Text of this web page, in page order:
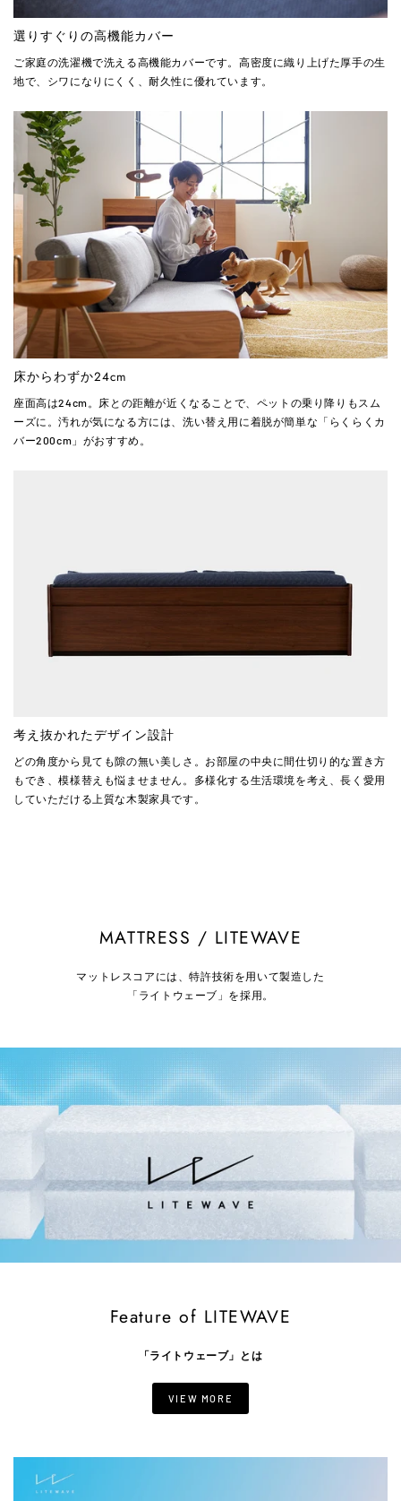
選りすぐりの高機能カバー
ご家庭の洗濯機で洗える高機能カバーです。高密度に織り上げた厚手の生
地で、シワになりにくく、耐久性に優れています。
床からわずか24cm
座面高は24cm。床との距離が近くなることで、ペットの乗り降りもスム
ーズに。汚れが気になる方には、洗い替え用に着脱が簡単な「らくらくカ
バー200cm」がおすすめ。
考え抜かれたデザイン設計
どの角度から見ても隙の無い美しさ。お部屋の中央に間仕切り的な置き方
もでき、模様替えも悩ませません。多様化する生活環境を考え、長く愛用
していただける上質な木製家具です。
MATTRESS / LITEWAVE
マットレスコアには、特許技術を用いて製造した
「ライトウェーブ」を採用。
Feature of LITEWAVE
「ライトウェーブ」とは
VIEW MORE